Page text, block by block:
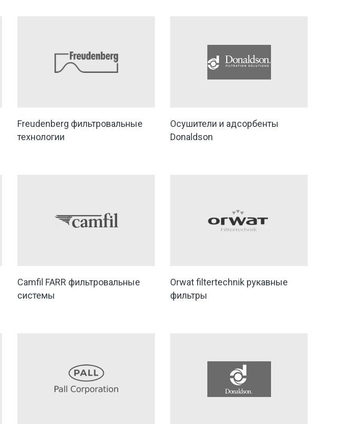
Freudenberg фильтровальные
технологии
Осушители и адсорбенты
Donaldson
Camfil FARR фильтровальные
системы
Orwat filtertechnik рукавные
фильтры